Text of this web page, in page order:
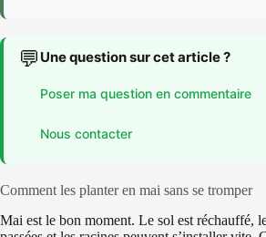
💬 Une question sur cet article ?
Poser ma question en commentaire
Nous contacter
Comment les planter en mai sans se tromper
Mai est le bon moment. Le sol est réchauffé,